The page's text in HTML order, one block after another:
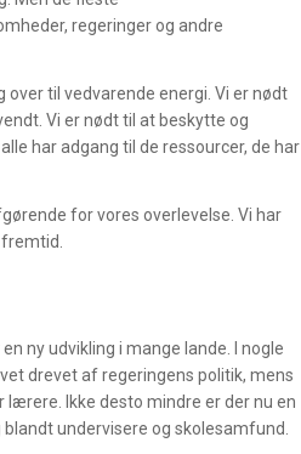
regeringer og andre
til vedvarende energi. Vi er nødt
Vi er nødt til at beskytte og
har adgang til de ressourcer, de har
for vores overlevelse. Vi har
ny udvikling i mange lande. I nogle
drevet af regeringens politik, mens
Ikke desto mindre er der nu en
undervisere og skolesamfund.